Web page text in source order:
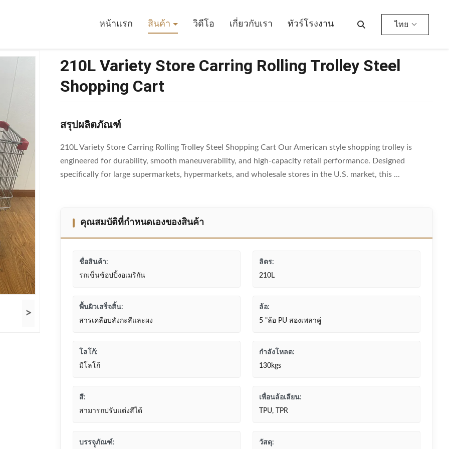
หน้าแรก สินค้า วิดีโอ เกี่ยวกับเรา ทัวร์โรงงาน ไทย
>
210L Variety Store Carring Rolling Trolley Steel
Shopping Cart
สรุปผลิตภัณฑ์
210L Variety Store Carring Rolling Trolley Steel Shopping Cart Our American style shopping trolley is
engineered for durability, smooth maneuverability, and high-capacity retail performance. Designed
specifically for large supermarkets, hypermarkets, and wholesale stores in the U.S. market, this ...
คุณสมบัติที่กําหนดเองของสินค้า
ชื่อสินค้า:
รถเข็นช้อปปิ้งอเมริกัน
ลิตร:
210L
พื้นผิวเสร็จสิ้น:
สารเคลือบสังกะสีและผง
ล้อ:
5 "ล้อ PU สองเพลาคู่
โลโก้:
มีโลโก้
กำลังโหลด:
130kgs
สี:
สามารถปรับแต่งสีได้
เพื่อนล้อเลียน:
TPU, TPR
บรรจุุภัณฑ์: วัสดุ: